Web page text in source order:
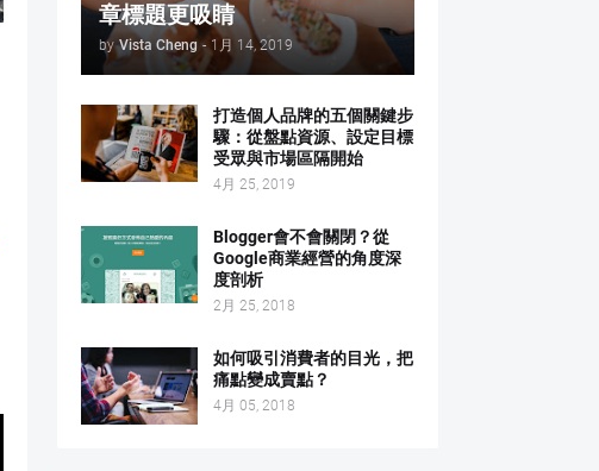
章標題更吸睛
by Vista Cheng - 1月 14, 2019
打造個人品牌的五個關鍵步
驟：從盤點資源、設定目標
受眾與市場區隔開始
4月 25, 2019
Blogger會不會關閉？從
Google商業經營的角度深
度剖析
2月 25, 2018
如何吸引消費者的目光，把
痛點變成賣點？
4月 05, 2018